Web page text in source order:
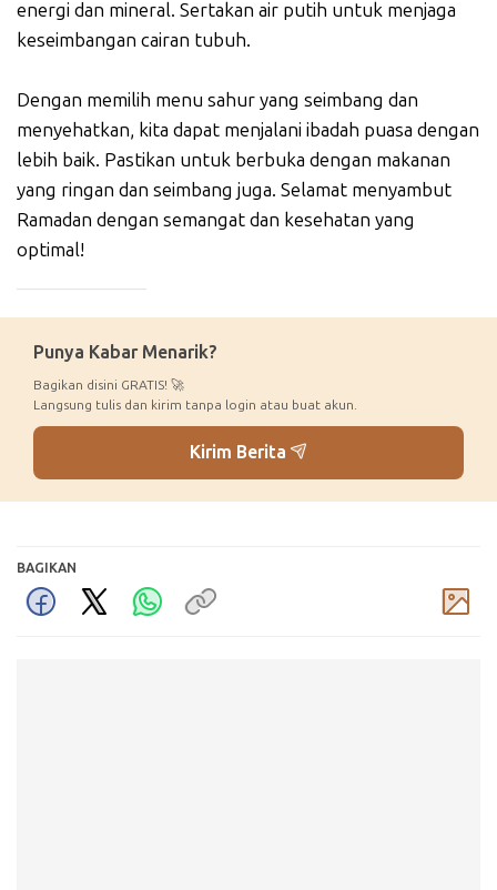
energi dan mineral. Sertakan air putih untuk menjaga
keseimbangan cairan tubuh.
Dengan memilih menu sahur yang seimbang dan
menyehatkan, kita dapat menjalani ibadah puasa dengan
lebih baik. Pastikan untuk berbuka dengan makanan
yang ringan dan seimbang juga. Selamat menyambut
Ramadan dengan semangat dan kesehatan yang
optimal!
Punya Kabar Menarik?
Bagikan disini GRATIS! 🚀
Langsung tulis dan kirim tanpa login atau buat akun.
Kirim Berita
BAGIKAN